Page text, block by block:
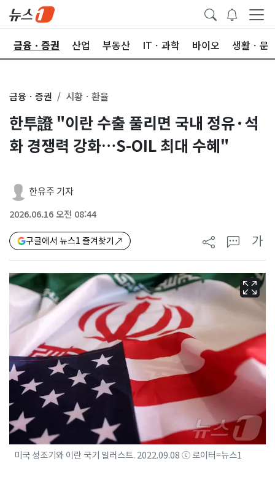
금융ㆍ증권 산업 부동산 ITㆍ과학 바이오 생활ㆍ문
금융ㆍ증권 시황ㆍ환율
한투證 "이란 수출 풀리면 국내 정유·석
화 경쟁력 강화…S-OIL 최대 수혜"
한유주 기자
2026.06.16 오전 08:44
구글에서 뉴스1 즐겨찾기 가
미국 성조기와 이란 국기 일러스트. 2022.09.08 ⓒ 로이터=뉴스1